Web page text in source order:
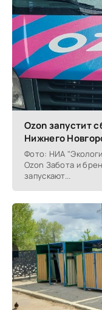
Ozon запустит
Нижнего
Фото: НИА
Ozon Забота и
запускают...